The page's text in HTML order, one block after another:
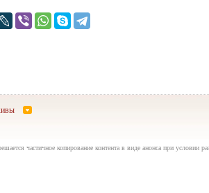
частичное копирование контента в виде анонса при условии